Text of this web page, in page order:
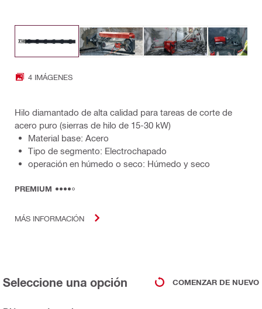
4 IMÁGENES
Hilo diamantado de alta calidad para tareas de corte de
acero puro (sierras de hilo de 15-30 kW)
Material base: Acero
Tipo de segmento: Electrochapado
operación en húmedo o seco: Húmedo y seco
PREMIUM
MÁS INFORMACIÓN
Seleccione una opción COMENZAR DE NUEVO